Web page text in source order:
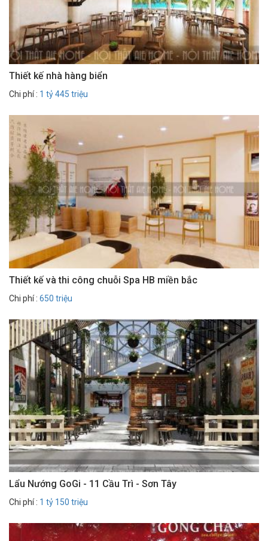
Thiết kế nhà hàng biển
Chi phí : 1 tỷ 445 triệu
Thiết kế và thi công chuỗi Spa HB miền bắc
Chi phí : 650 triệu
Lẩu Nướng GoGi - 11 Cầu Trì - Sơn Tây
Chi phí : 1 tỷ 150 triệu